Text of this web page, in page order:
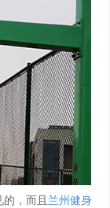
，而且 兰州健身